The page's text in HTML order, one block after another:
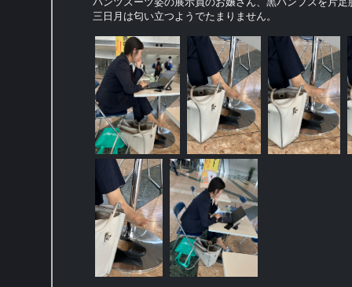
三日月は匂い立つようでたまりません。